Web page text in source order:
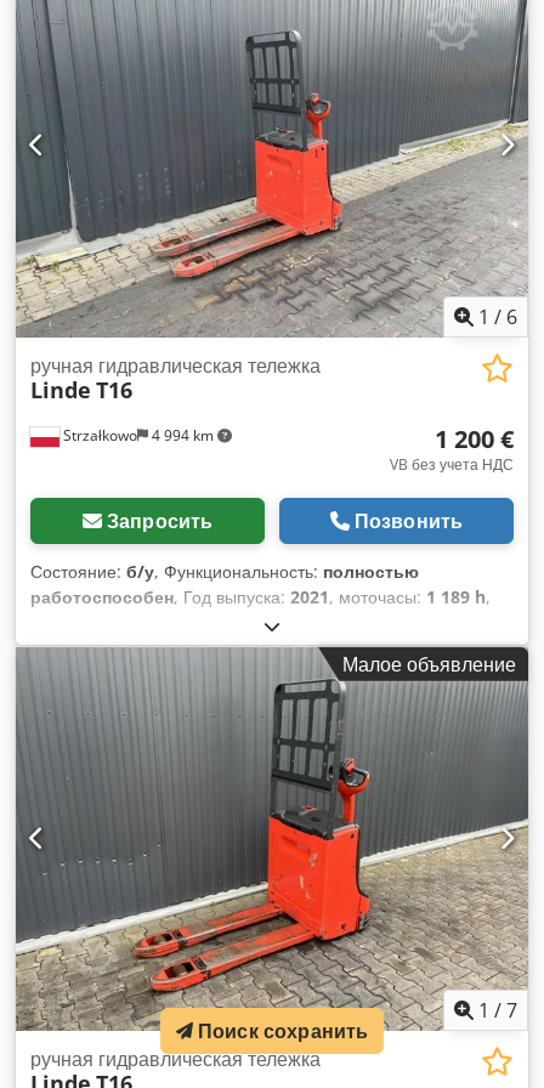
возможностью последующего выкупа и финансирование на
выгодных условиях возможны по запросу. Мы с
удовольствием предоставим вам компетентную и
подробную консультацию по нашим транспортным
средствам. Импульсное управление, шины, не
оставляющие следов.
1 / 6
Strzałkowo 4 994 km
ручная гидравлическая тележка
Linde T16
1 200 €
VB без учета НДС
Запросить Позвонить
Состояние: б/у, Функциональность: полностью
работоспособен, Год выпуска: 2021, моточасы: 1 189 h,
, тип топлива:
тип привода:Elektro, Низкорамный грузовик Состояние:
Готов к эксплуатации и полностью исправен Техническое
состояние: хорошее Dcjdpezri N Asfx Aizek Напряжение
аккумулятора: 24 В
Малое объявление
1 /7
ручная гидравлическая тележка
Поиск сохранить